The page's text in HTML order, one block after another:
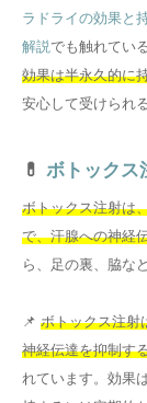
ラドライの効果と
解説でも触れてい
効果は半永久的に
安心して受けられ
💊 ボトックス
ボトックス注射は
で、汗腺への神経
ら、足の裏、脇な
📌 ボトックス注射
神経伝達を抑制す
れています。効果